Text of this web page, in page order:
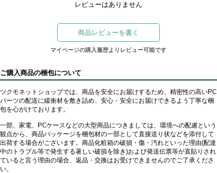
レビューはありません
商品レビューを書く
マイページの購入履歴よりレビュー可能です
ご購入商品の梱包について
ツクモネットショップでは、商品を安全にお届けするため、精密性の高いPC
パーツの配送に緩衝材を敷き詰め、安心・安全にお届けできるよう丁寧な梱
包を心がけております。
一部、家電、PCケースなどの大型商品につきましては、環境への配慮という
観点から、商品パッケージを梱包材の一部として直接送り状などを添付して
出荷する場合がございます。商品化粧箱の破損・傷・汚れといった理由(配達
中のトラブル等で発生する著しい破損を除き)および発送伝票等が直貼りされ
ていると言う理由の場合、返品・交換はお受けできませんのでご了承くださ
い。